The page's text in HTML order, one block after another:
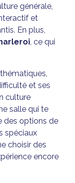
générale,
et
En plus,
, ce qui
et ses
culture
salle qui te
des options de
spéciaux
choisir des
encore